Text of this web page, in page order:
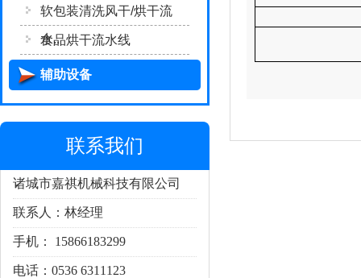
软包装清洗风干/烘干流
水..
食品烘干流水线
辅助设备
联系我们
诸城市嘉祺机械科技有限公司
联系人：林经理
手机： 15866183299
电话：0536 6311123